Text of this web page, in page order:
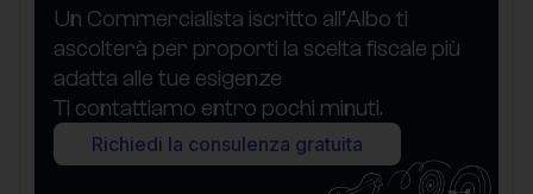
Un Commercialista iscritto all’Albo ti
ascolterà per proporti la scelta fiscale più
adatta alle tue esigenze
Ti contattiamo entro pochi minuti.
Richiedi la consulenza gratuita